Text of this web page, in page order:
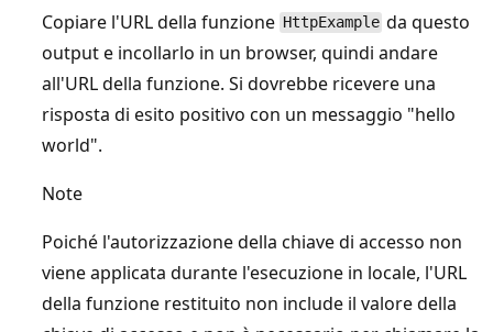
Copiare l'URL della funzione HttpExample da questo
output e incollarlo in un browser, quindi andare
all'URL della funzione. Si dovrebbe ricevere una
risposta di esito positivo con un messaggio "hello
world".
Note
Poiché l'autorizzazione della chiave di accesso non
viene applicata durante l'esecuzione in locale, l'URL
della funzione restituito non include il valore della